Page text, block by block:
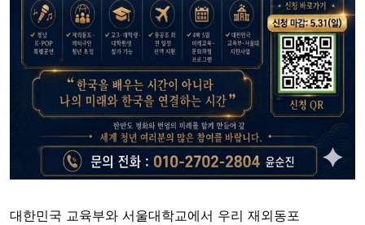
대한민국 교육부와 서울대학교에서 우리 재외동포